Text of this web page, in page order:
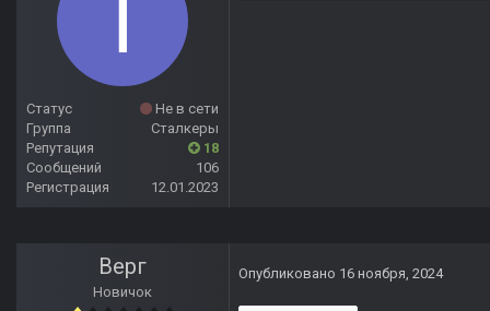
Статус
Не в сети
Группа
Сталкеры
Репутация
18
Сообщений
106
Регистрация
12.01.2023
Верг
Новичок
Опубликовано 16 ноября, 2024